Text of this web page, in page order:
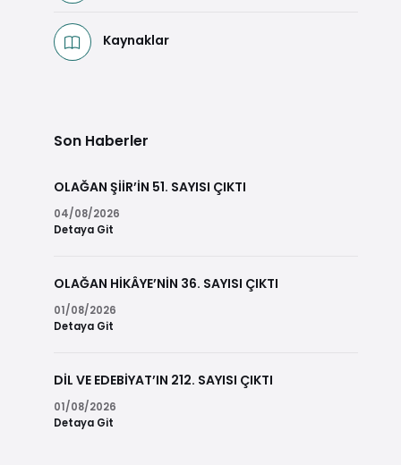
Kaynaklar
Son Haberler
OLAĞAN ŞİİR’İN 51. SAYISI ÇIKTI
04/08/2026
Detaya Git
OLAĞAN HİKÂYE’NİN 36. SAYISI ÇIKTI
01/08/2026
Detaya Git
DİL VE EDEBİYAT’IN 212. SAYISI ÇIKTI
01/08/2026
Detaya Git